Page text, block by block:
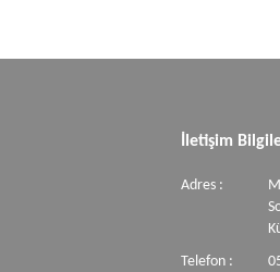
İletişim
Adres :
Telefon :